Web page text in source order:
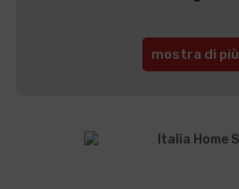
mostra di più